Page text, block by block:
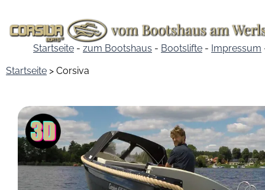
Startseite - zum Bootshaus - Bootslifte - Impressum
Startseite > Corsiva